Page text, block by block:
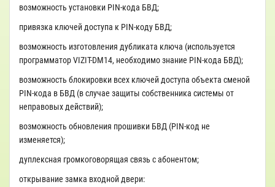
возможность установки PIN-кода БВД;
привязка ключей доступа к PIN-коду БВД;
возможность изготовления дубликата ключа (используется
программатор VIZIT-DM14, необходимо знание PIN-кода БВД);
возможность блокировки всех ключей доступа объекта сменой
PIN-кода в БВД (в случае защиты собственника системы от
неправовых действий);
возможность обновления прошивки БВД (PIN-код не
изменяется);
дуплексная громкоговорящая связь с абонентом;
открывание замка входной двери: